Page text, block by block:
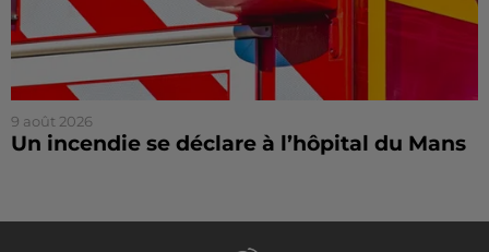
9 août 2026
Un incendie se déclare à l’hôpital du Mans